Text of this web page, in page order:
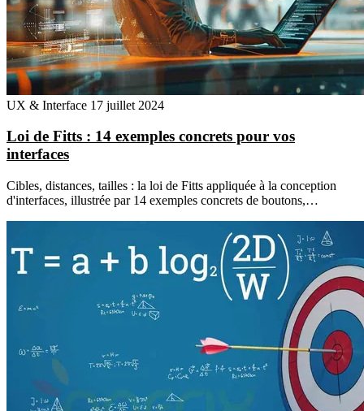
UX & Interface 17 juillet 2024
Loi de Fitts : 14 exemples concrets pour vos
interfaces
Cibles, distances, tailles : la loi de Fitts appliquée à la conception
d'interfaces, illustrée par 14 exemples concrets de boutons,…